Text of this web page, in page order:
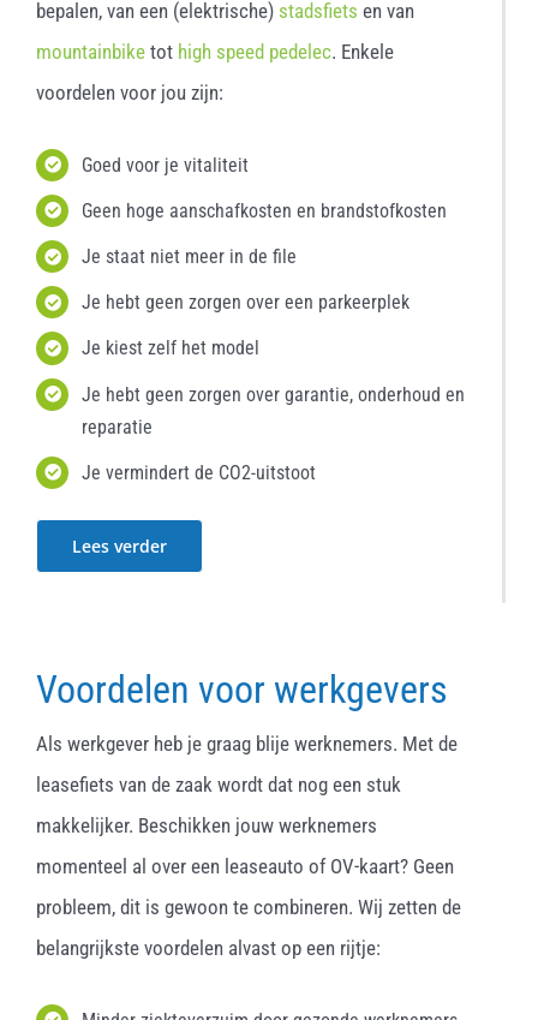
bepalen, van een (elektrische) stadsfiets en van
mountainbiketot high speed pedelec. Enkele
voordelen voor jou zijn:
Goed voor je vitaliteit
Geen hoge aanschafkosten en brandstofkosten
Je staat niet meer in de file
Je hebt geen zorgen over een parkeerplek
Je kiest zelf het model
Je hebt geen zorgen over garantie, onderhoud en
reparatie
Je vermindert de CO2-uitstoot
Lees verder
Voordelen voor werkgevers
Als werkgever heb je graag blije werknemers. Met de
leasefiets van de zaak wordt dat nog een stuk
makkelijker. Beschikken jouw werknemers
momenteel al over een leaseauto of OV-kaart? Geen
probleem, dit is gewoon te combineren. Wij zetten de
belangrijkste voordelen alvast op een rijtje: